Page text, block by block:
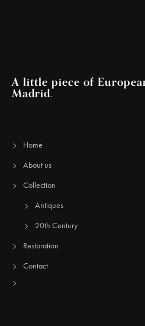
A little piece of
Madrid.
Home
About us
Collection
Antiques
20th Century
Restoration
Contact